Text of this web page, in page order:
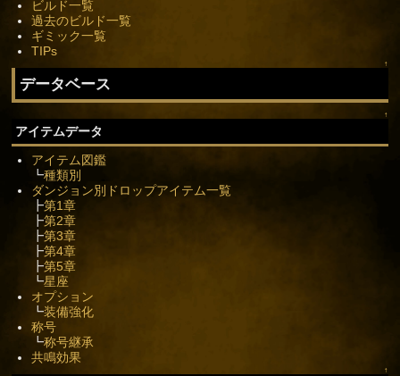
ビルド一覧
過去のビルド一覧
ギミック一覧
TIPs
↑
データベース
↑
アイテムデータ
アイテム図鑑
┗種類別
ダンジョン別ドロップアイテム一覧
┣第1章
┣第2章
┣第3章
┣第4章
┣第5章
┗星座
オプション
┗装備強化
称号
┗称号継承
共鳴効果
↑